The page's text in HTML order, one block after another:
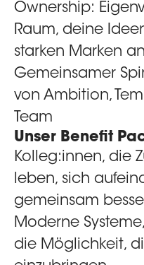
Ownership:
Raum, deine
starken Marken
Gemeinsamer
von Ambition,
Team
Unser Benefit
Kolleg:innen, die
leben, sich
gemeinsam
Moderne
die Möglichkeit,